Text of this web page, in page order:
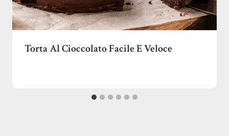
Torta Al Cioccolato Facile E Veloce